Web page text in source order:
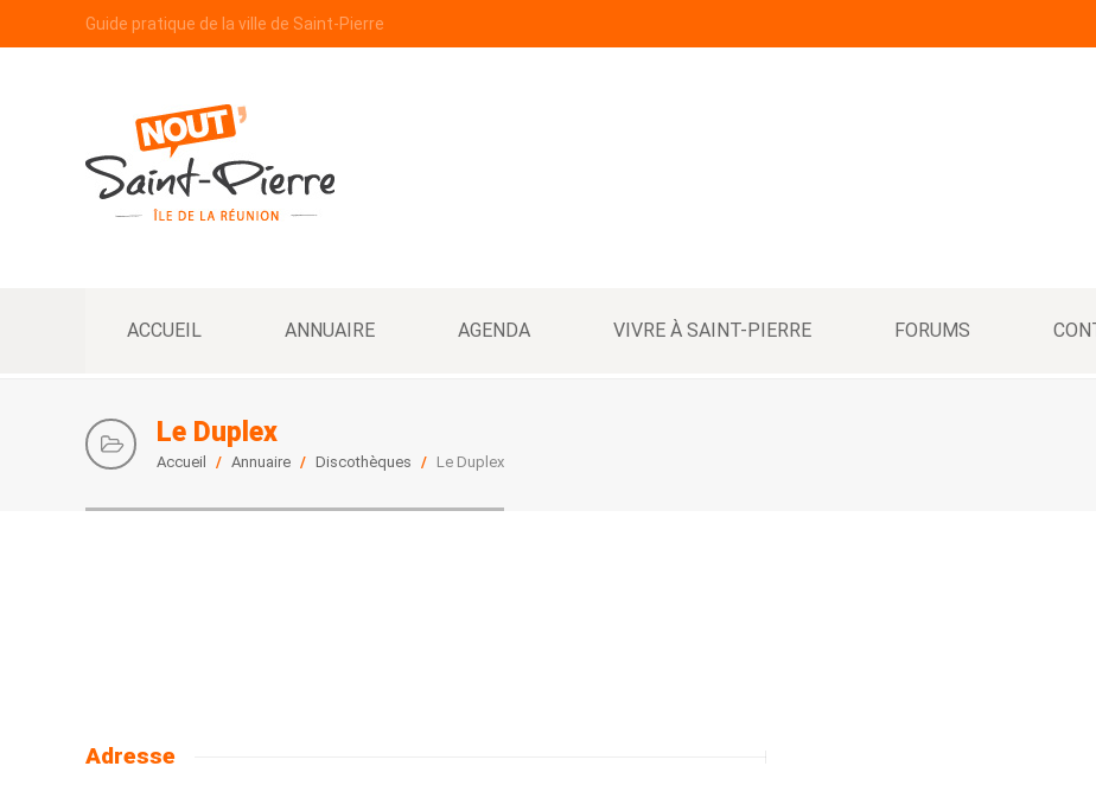
Guide pratique de la ville de Saint-Pierre
ACCUEIL ANNUAIRE AGENDA VIVRE À SAINT-PIERRE FORUMS
Le Duplex
Accueil / Annuaire / Discothèques / Le Duplex
Adresse